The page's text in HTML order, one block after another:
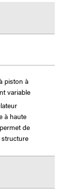
piston à
variable
à haute
de